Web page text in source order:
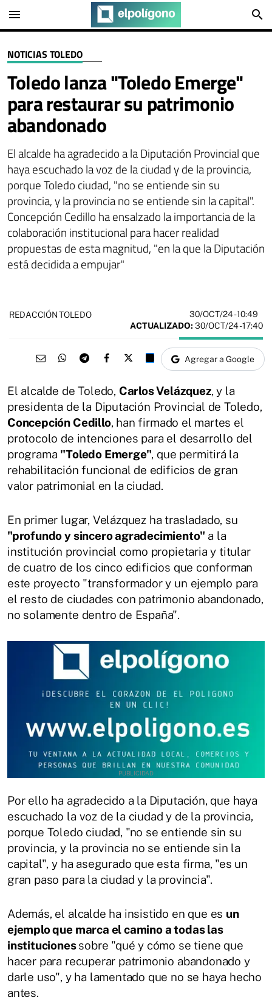
menu search
NOTICIAS TOLEDO
Toledo lanza "Toledo Emerge"
para restaurar su patrimonio
abandonado
El alcalde ha agradecido a la Diputación Provincial que
haya escuchado la voz de la ciudad y de la provincia,
porque Toledo ciudad, "no se entiende sin su
provincia, y la provincia no se entiende sin la capital".
Concepción Cedillo ha ensalzado la importancia de la
colaboración institucional para hacer realidad
propuestas de esta magnitud, "en la que la Diputación
está decidida a empujar"
REDACCIÓN TOLEDO 30/OCT/24- 10:49
ACTUALIZADO: 30/OCT/24 - 17:40
Agregar a Google
El alcalde de Toledo, Carlos Velázquez, y la
presidenta de la Diputación Provincial de Toledo,
Concepción Cedillo, han firmado el martes el
protocolo de intenciones para el desarrollo del
programa "Toledo Emerge", que permitirá la
rehabilitación funcional de edificios de gran
valor patrimonial en la ciudad.
En primer lugar, Velázquez ha trasladado, su
"profundo y sincero agradecimiento" a la
institución provincial como propietaria y titular
de cuatro de los cinco edificios que conforman
este proyecto "transformador y un ejemplo para
el resto de ciudades con patrimonio abandonado,
no solamente dentro de España".
Por ello ha agradecido a la Diputación, que haya
escuchado la voz de la ciudad y de la provincia,
porque Toledo ciudad, "no se entiende sin su
provincia, y la provincia no se entiende sin la
capital", y ha asegurado que esta firma, "es un
gran paso para la ciudad y la provincia".
Además, el alcalde ha insistido en que es un
ejemplo que marca el camino a todas las
institucionessobre "qué y cómo se tiene que
hacer para recuperar patrimonio abandonado y
darle uso", y ha lamentado que no se haya hecho
antes.